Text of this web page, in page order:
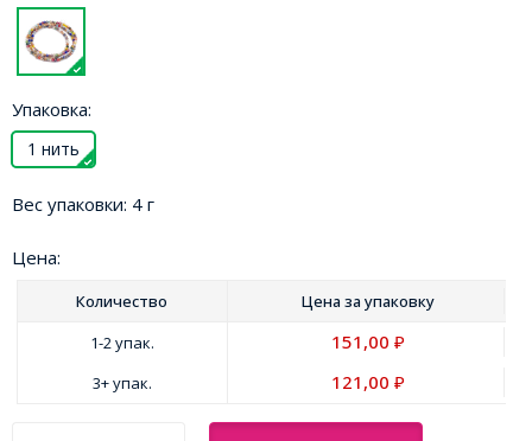
Упаковка:
1 нить
Вес упаковки: 4 г
Цена:
Количество Цена за упаковку
1-2 упак.
151,00 ₽
3+ упак. 121,00 ₽